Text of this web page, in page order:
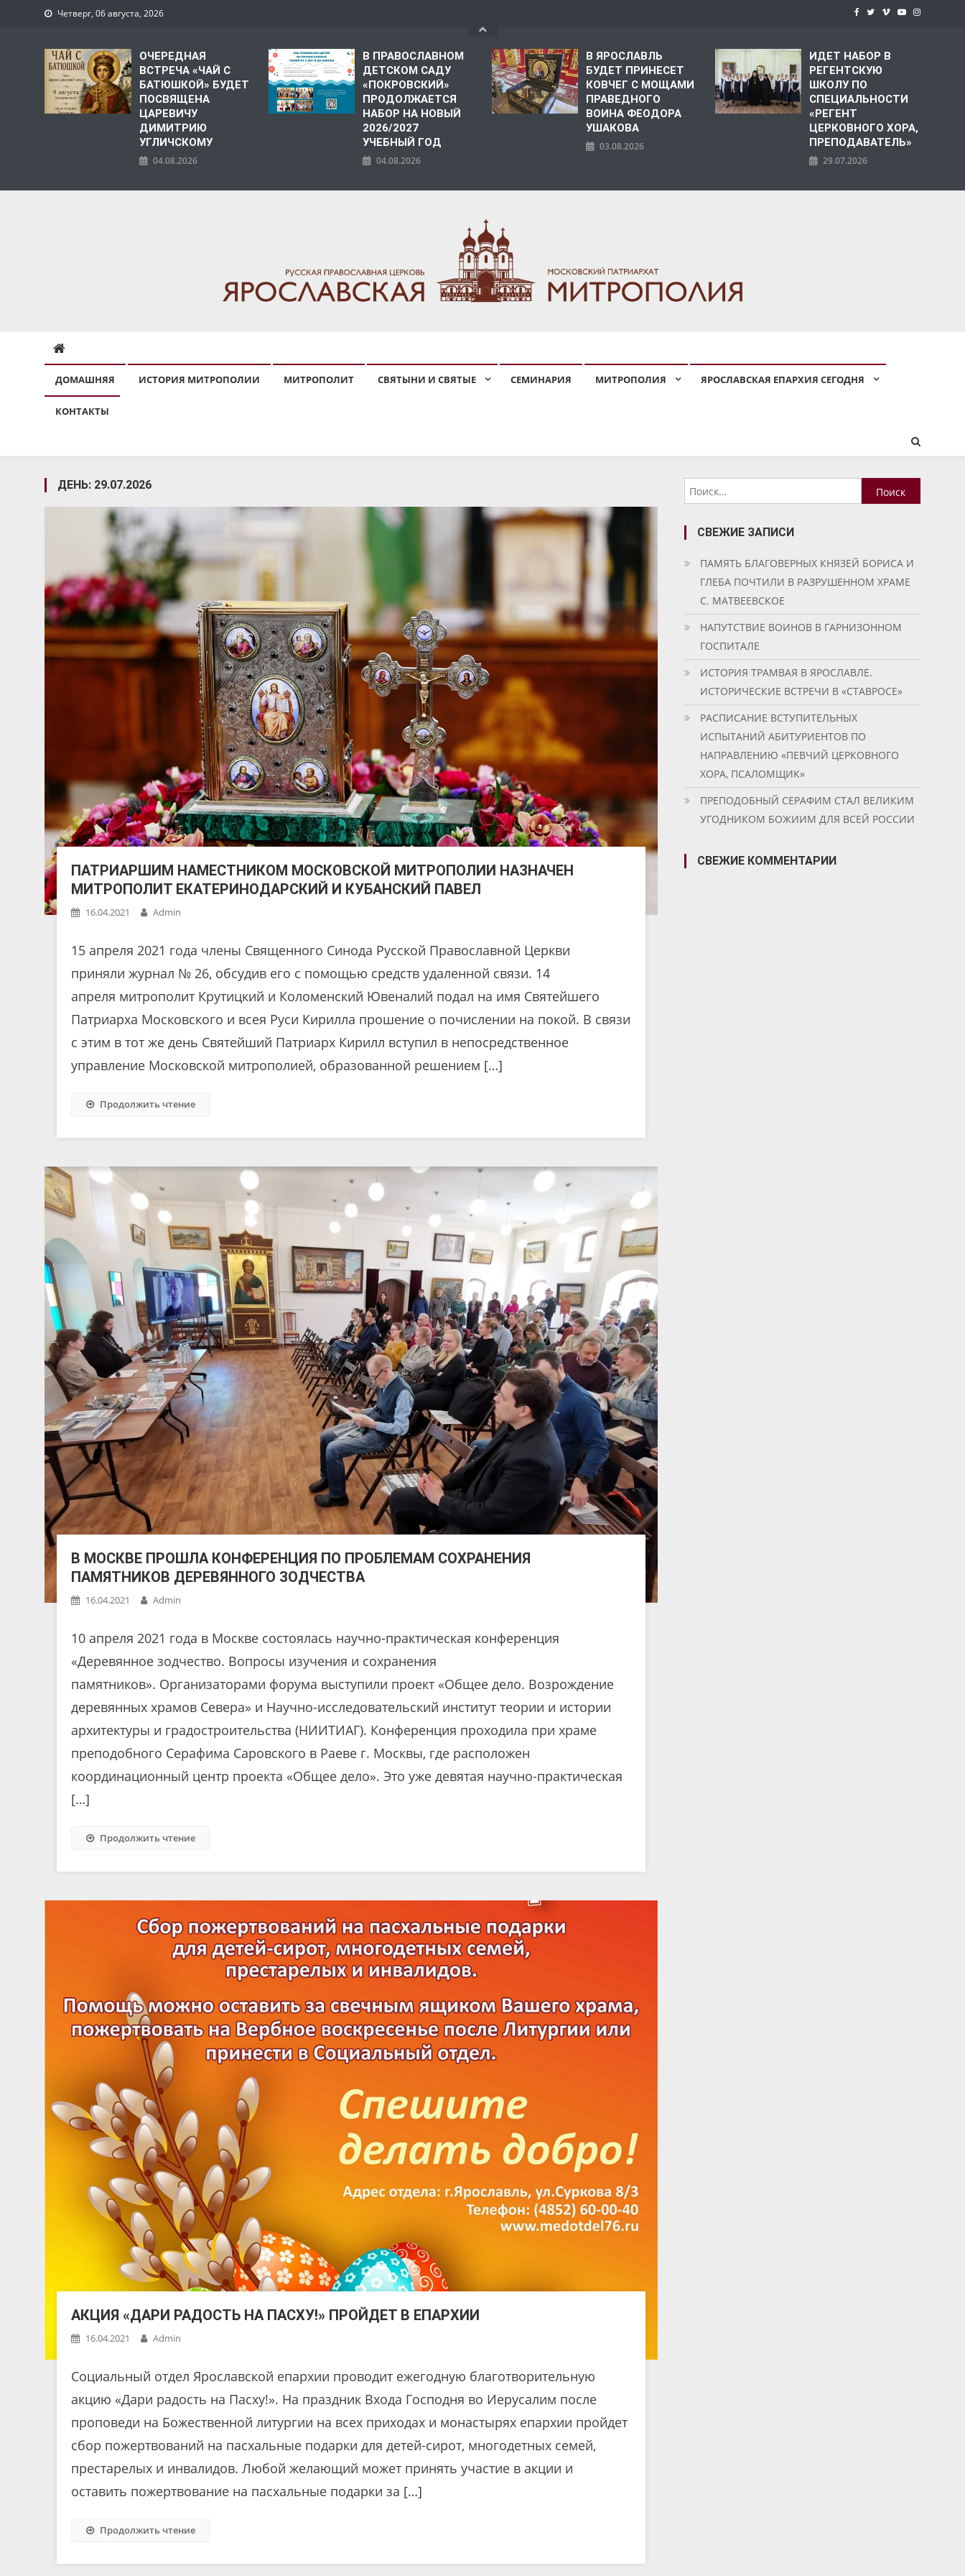
Четверг, 06 августа, 2026
ОЧЕРЕДНАЯ
ВСТРЕЧА «ЧАЙ С
БАТЮШКОЙ» БУДЕТ
ПОСВЯЩЕНА
ЦАРЕВИЧУ
ДИМИТРИЮ
УГЛИЧСКОМУ
04.08.2026
В ПРАВОСЛАВНОМ
ДЕТСКОМ САДУ
«ПОКРОВСКИЙ»
ПРОДОЛЖАЕТСЯ
НАБОР НА НОВЫЙ
2026/2027
УЧЕБНЫЙ ГОД
04.08.2026
В ЯРОСЛАВЛЬ
БУДЕТ ПРИНЕСЕТ
КОВЧЕГ С МОЩАМИ
ПРАВЕДНОГО
ВОИНА ФЕОДОРА
УШАКОВА
03.08.2026
ИДЕТ НАБОР В
РЕГЕНТСКУЮ
ШКОЛУ ПО
СПЕЦИАЛЬНОСТИ
«РЕГЕНТ
ЦЕРКОВНОГО ХОРА,
ПРЕПОДАВАТЕЛЬ»
29.07.2026
ДОМАШНЯЯ ИСТОРИЯ МИТРОПОЛИИ МИТРОПОЛИТ СВЯТЫНИ И СВЯТЫЕ СЕМИНАРИЯ МИТРОПОЛИЯ ЯРОСЛАВСКАЯ ЕПАРХИЯ СЕГОДНЯ
КОНТАКТЫ
ДЕНЬ: 29.07.2026
ПАТРИАРШИМ НАМЕСТНИКОМ МОСКОВСКОЙ МИТРОПОЛИИ НАЗНАЧЕН
МИТРОПОЛИТ ЕКАТЕРИНОДАРСКИЙ И КУБАНСКИЙ ПАВЕЛ
16.04.2021 Admin
15 апреля 2021 года члены Священного Синода Русской Православной Церкви
приняли журнал № 26, обсудив его с помощью средств удаленной связи. 14
апреля митрополит Крутицкий и Коломенский Ювеналий подал на имя Святейшего
Патриарха Московского и всея Руси Кирилла прошение о почислении на покой. В связи
с этим в тот же день Святейший Патриарх Кирилл вступил в непосредственное
управление Московской митрополией, образованной решением […]
Продолжить чтение
В МОСКВЕ ПРОШЛА КОНФЕРЕНЦИЯ ПО ПРОБЛЕМАМ СОХРАНЕНИЯ
ПАМЯТНИКОВ ДЕРЕВЯННОГО ЗОДЧЕСТВА
16.04.2021 Admin
10 апреля 2021 года в Москве состоялась научно-практическая конференция
«Деревянное зодчество. Вопросы изучения и сохранения
памятников». Организаторами форума выступили проект «Общее дело. Возрождение
деревянных храмов Севера» и Научно-исследовательский институт теории и истории
архитектуры и градостроительства (НИИТИАГ). Конференция проходила при храме
преподобного Серафима Саровского в Раеве г. Москвы, где расположен
координационный центр проекта «Общее дело». Это уже девятая научно-практическая
[…]
Продолжить чтение
АКЦИЯ «ДАРИ РАДОСТЬ НА ПАСХУ!» ПРОЙДЕТ В ЕПАРХИИ
16.04.2021 Admin
Социальный отдел Ярославской епархии проводит ежегодную благотворительную
акцию «Дари радость на Пасху!». На праздник Входа Господня во Иерусалим после
проповеди на Божественной литургии на всех приходах и монастырях епархии пройдет
сбор пожертвований на пасхальные подарки для детей-сирот, многодетных семей,
престарелых и инвалидов. Любой желающий может принять участие в акции и
оставить пожертвование на пасхальные подарки за […]
Продолжить чтение
Найти:
СВЕЖИЕ ЗАПИСИ
ПАМЯТЬ БЛАГОВЕРНЫХ КНЯЗЕЙ БОРИСА И
ГЛЕБА ПОЧТИЛИ В РАЗРУШЕННОМ ХРАМЕ
С. МАТВЕЕВСКОЕ
НАПУТСТВИЕ ВОИНОВ В ГАРНИЗОННОМ
ГОСПИТАЛЕ
ИСТОРИЯ ТРАМВАЯ В ЯРОСЛАВЛЕ.
ИСТОРИЧЕСКИЕ ВСТРЕЧИ В «СТАВРОСЕ»
РАСПИСАНИЕ ВСТУПИТЕЛЬНЫХ
ИСПЫТАНИЙ АБИТУРИЕНТОВ ПО
НАПРАВЛЕНИЮ «ПЕВЧИЙ ЦЕРКОВНОГО
ХОРА, ПСАЛОМЩИК»
ПРЕПОДОБНЫЙ СЕРАФИМ СТАЛ ВЕЛИКИМ
УГОДНИКОМ БОЖИИМ ДЛЯ ВСЕЙ РОССИИ
СВЕЖИЕ КОММЕНТАРИИ